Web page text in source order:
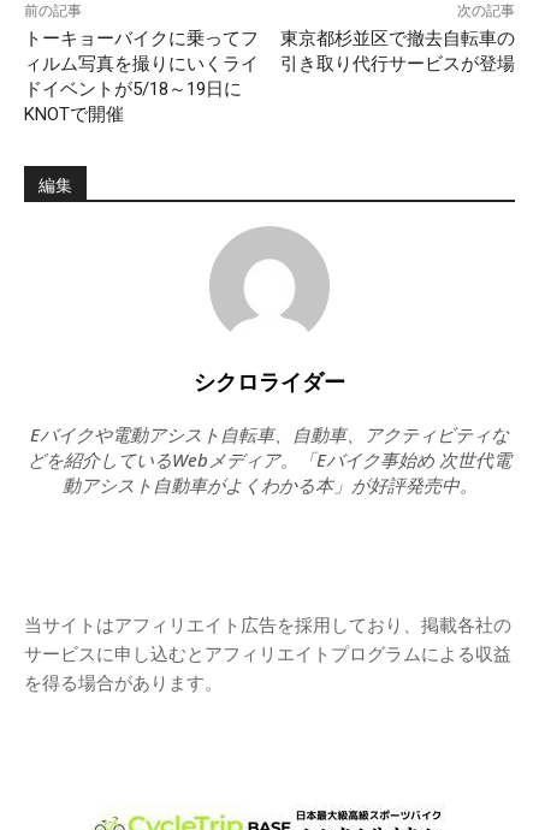
前の記事
トーキョーバイクに乗ってフ
ィルム写真を撮りにいくライ
ドイベントが5/18～19日に
KNOTで開催
次の記事
東京都杉並区で撤去自転車の
引き取り代行サービスが登場
編集
シクロライダー
Eバイクや電動アシスト自転車、自動車、アクティビティな
どを紹介しているWebメディア。「Eバイク事始め 次世代電
動アシスト自動車がよくわかる本」が好評発売中。
当サイトはアフィリエイト広告を採用しており、掲載各社の
サービスに申し込むとアフィリエイトプログラムによる収益
を得る場合があります。